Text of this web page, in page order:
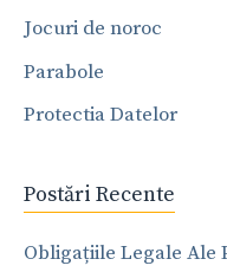
Jocuri de noroc
Parabole
Protectia Datelor
Postări Recente
Obligațiile Legale Ale